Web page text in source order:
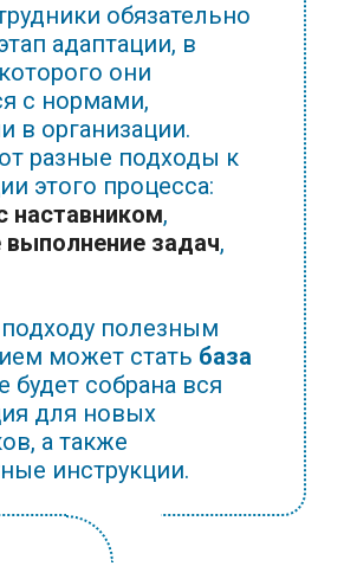
обязательно
адаптации, в
они
с нормами,
в организации.
разные подходы к
этого процесса:
наставником,
выполнение задач,
полезным
может стать база
будет собрана вся
для новых
а также
инструкции.